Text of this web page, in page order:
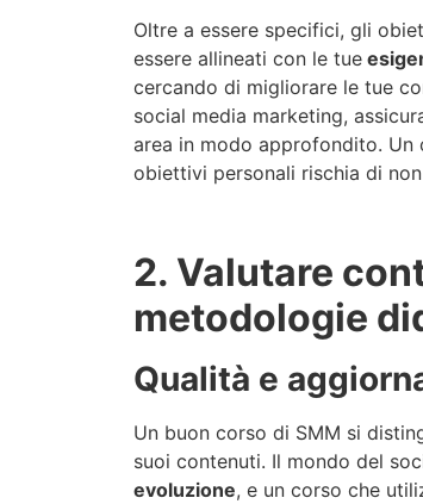
Oltre a essere specifici, gli
essere allineati con le tue
cercando di migliorare le tue
social media marketing,
area in modo approfondito.
obiettivi personali rischia di
2. Valutare
metodologie
Qualità e
Un buon corso di SMM si
suoi contenuti. Il mondo del
evoluzione, e un corso che